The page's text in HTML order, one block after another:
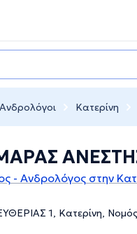
Κατερίνη
- Ανδρολόγος στην
1, Κατερίνη, Νομός